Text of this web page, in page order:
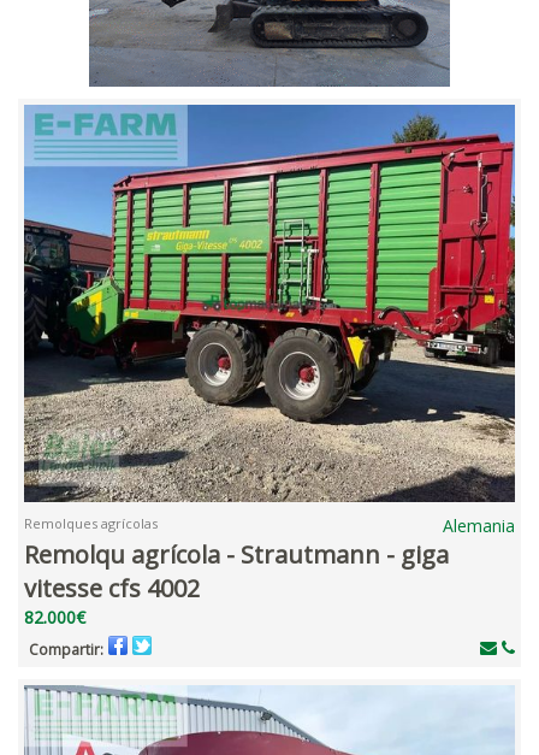
Remolques agrícolas Alemania
Remolqu agrícola - Strautmann - giga
vitesse cfs 4002
82.000€
Compartir: